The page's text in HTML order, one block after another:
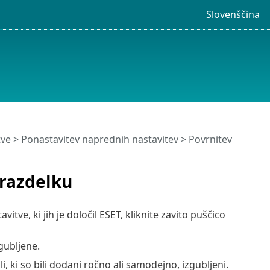
Slovenščina
> Ponastavitev naprednih nastavitev > Povrnitev
ki jih je določil ESET, kliknite zavito puščico
ki so bili dodani ročno ali samodejno, izgubljeni.